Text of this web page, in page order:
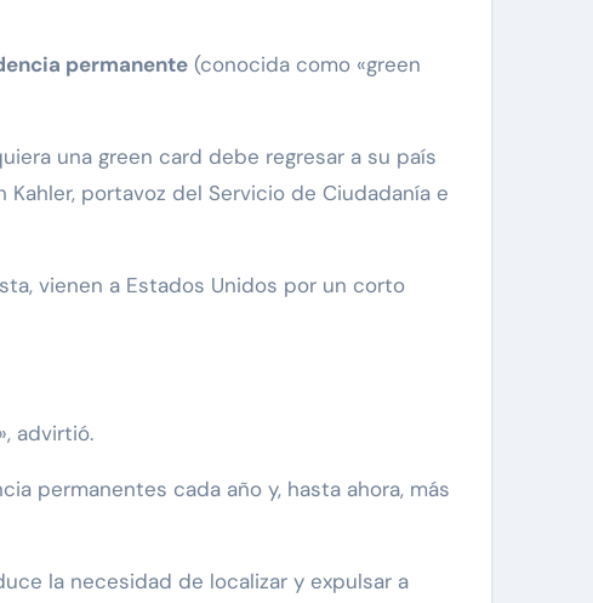
permanente (conocida como «green
una green card debe regresar a su país
portavoz del Servicio de Ciudadanía e
vienen a Estados Unidos por un corto
advirtió.
permanentes cada año y, hasta ahora, más
la necesidad de localizar y expulsar a